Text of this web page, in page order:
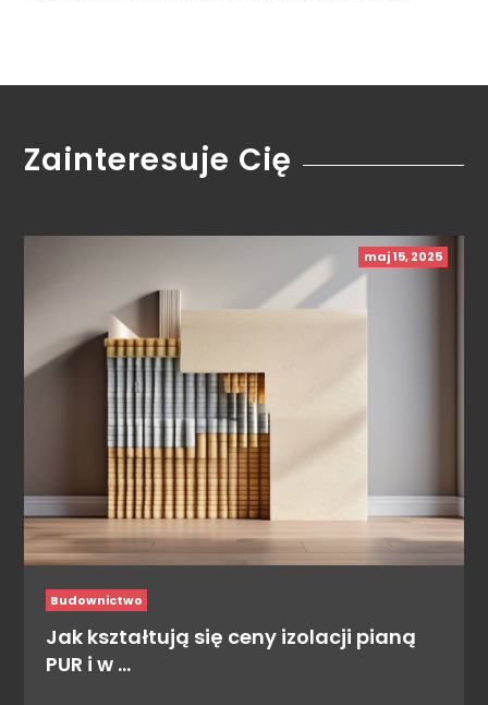
Zainteresuje Cię
maj 15, 2025
Budownictwo
Jak kształtują się ceny izolacji pianą
PUR i w …